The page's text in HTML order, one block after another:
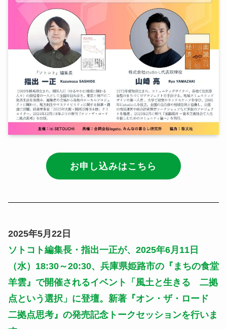
お申し込みはこちら
2025年5月22日
ソトコト編集長・指出一正が、2025年6月11日
（水）18:30～20:30、兵庫県姫路市の『まちの食堂
羊雲』で開催されるイベント
「風土と生きる 二拠
点という選択」に登壇。 新著『オン・ザ・ロード
二拠点思考』の発売記念トークセッションを行いま